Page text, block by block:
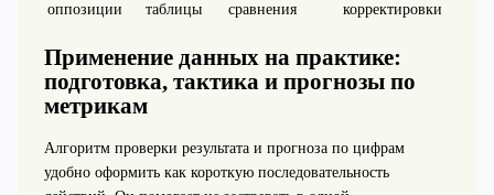
оппозиции
таблицы
сравнения
корректировки
Применение данных на практике:
подготовка, тактика и прогнозы по
метрикам
Алгоритм проверки результата и прогноза по цифрам
удобно оформить как короткую последовательность